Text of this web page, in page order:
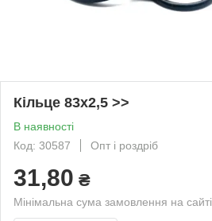
Кільце 83х2,5 >>
В наявності
Код: 30587
Опт і роздріб
31,80 ₴
Мінімальна сума замовлення на